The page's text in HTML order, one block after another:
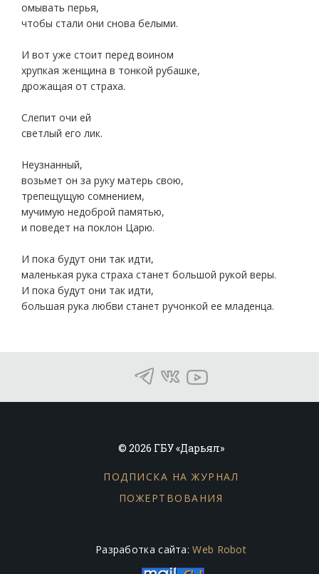
омывать перья,
чтобы стали они снова белыми.
И вот уже стоит перед воином
хрупкая женщина в тонкой рубашке,
дрожащая от страха.
Слепит очи ей
светлый его лик.
Неузнанный,
возьмет он за руку матерь свою,
трепещущую сомнением,
мучимую недоброй памятью,
и поведет на поклон Царю.
И пока будут они так идти,
маленькая рука страха станет большой рукой веры.
И пока будут они так идти,
большая рука любви станет ручонкой ее младенца.
© 2026 ГБУ «Дарьял»
ПОДПИСКА НА ЖУРНАЛ
ПОЖЕРТВОВАНИЯ
Разработка сайта:Web Robot